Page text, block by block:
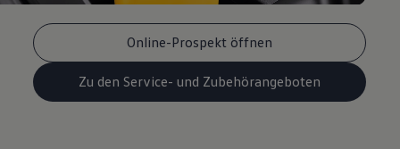
Online-Prospekt öffnen
Zu den Service- und Zubehörangeboten